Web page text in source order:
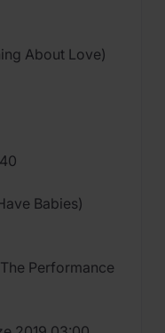
About Love)
Babies)
Performance